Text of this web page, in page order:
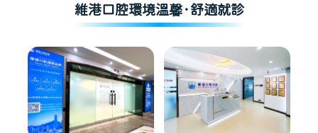
維港口腔環境溫馨·舒適就診